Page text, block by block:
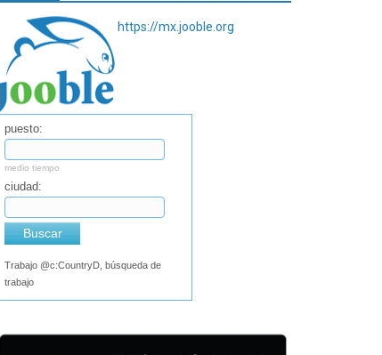
https://mx.jooble.org
puesto:
medio tiempo
ciudad:
Buscar
Trabajo @c:CountryD, búsqueda de
trabajo